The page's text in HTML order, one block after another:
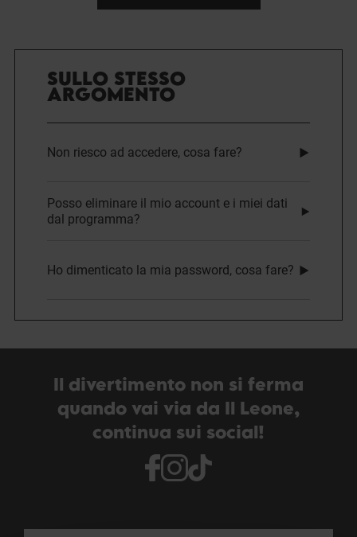
SULLO STESSO
ARGOMENTO
Non riesco ad accedere, cosa fare?
Posso eliminare il mio account e i miei dati
dal programma?
Ho dimenticato la mia password, cosa fare?
Il divertimento non si ferma
quando vai via da Il Leone,
continua sui social!